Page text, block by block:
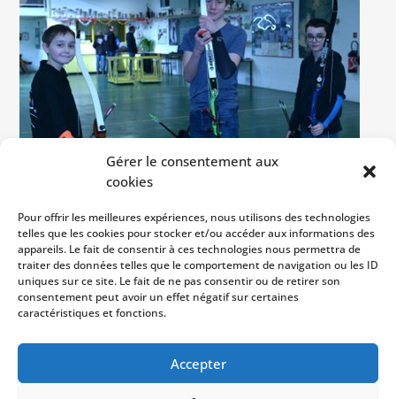
Gérer le consentement aux
cookies
Pour offrir les meilleures expériences, nous utilisons des technologies
telles que les cookies pour stocker et/ou accéder aux informations des
appareils. Le fait de consentir à ces technologies nous permettra de
traiter des données telles que le comportement de navigation ou les ID
uniques sur ce site. Le fait de ne pas consentir ou de retirer son
consentement peut avoir un effet négatif sur certaines
caractéristiques et fonctions.
Accepter
14 février 2024- Passage de flèches pour
les jeunes de l’USM Vire Tir à l’arc.